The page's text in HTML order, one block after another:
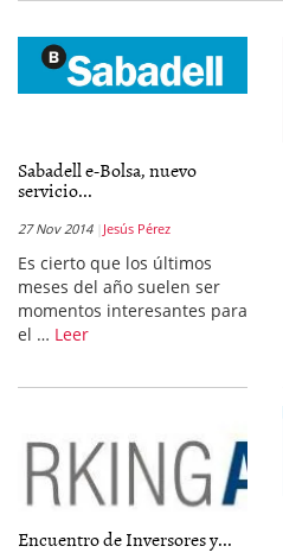
Sabadell e-Bolsa, nuevo
servicio...
27 Nov 2014 Jesús Pérez
Es cierto que los últimos
meses del año suelen ser
momentos interesantes para
el … Leer
Encuentro de Inversores y...